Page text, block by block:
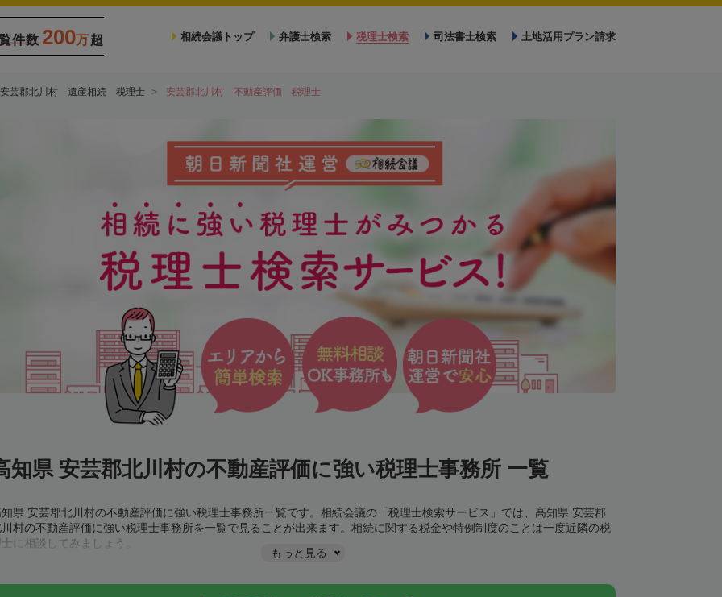
件数 200万超 相続会議トップ 弁護士検索 税理士検索 司法書士検索 土地活用プラン請求
安芸郡北川村 遺産相続 税理士 安芸郡北川村 不動産評価 税理士
知県 安芸郡北川村の不動産評価に強い税理士事務所 一覧
県 安芸郡北川村の不動産評価に強い税理士事務所一覧です。相続会議の「税理士検索サービス」では、高知県 安芸郡
村の不動産評価に強い税理士事務所を一覧で見ることが出来ます。相続に関する税金や特例制度のことは一度近隣の税
に相談してみましょう。
もっと見る